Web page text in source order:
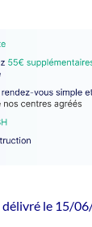
le 15/